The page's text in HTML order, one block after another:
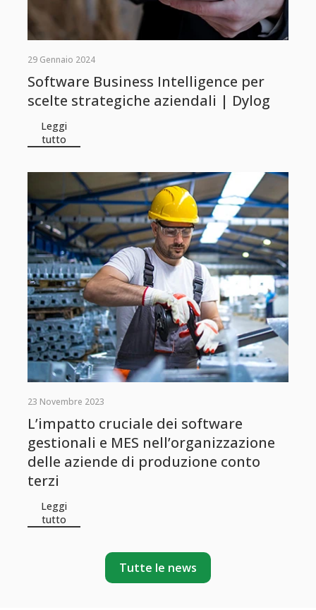
29 Gennaio 2024
Software Business Intelligence per
scelte strategiche aziendali | Dylog
Leggi
tutto
23 Novembre 2023
L’impatto cruciale dei software
gestionali e MES nell’organizzazione
delle aziende di produzione conto
terzi
Leggi
tutto
Tutte le news